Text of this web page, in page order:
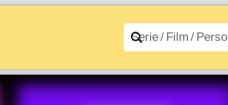
Filme A–Z